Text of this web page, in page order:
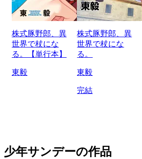
株式豚野郎、異
世界で杖にな
る。【単行本】
東毅
株式豚野郎、異
世界で杖にな
る。
東毅
完結
少年サンデーの作品